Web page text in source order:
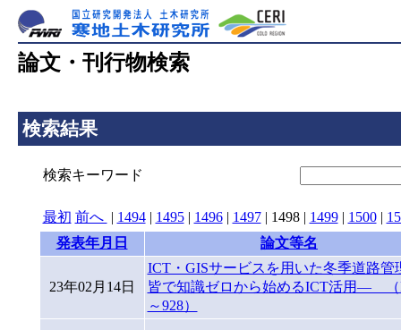
論文・刊行物検索
検索結果
検索キーワード
最初 前へ | 1494| 1495| 1496| 1497| 1498| 1499| 1500|
発表年月日
論文等名
23年02月14日
ICT・GISサービスを用いた冬季道路
皆で知識ゼロから始めるICT活用― （
～928）